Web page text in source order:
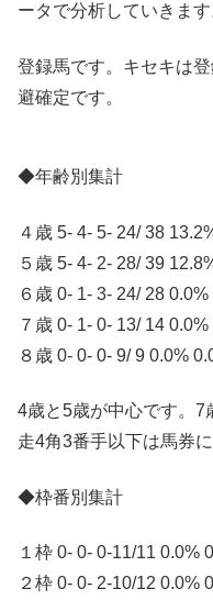
ータで分析していきます
登録馬です。キセキは
避確定です。
◆年齢別集計
４歳 5- 4- 5- 24/ 38
５歳 5- 4- 2- 28/ 39
６歳 0- 1- 3- 24/ 28
７歳 0- 1- 0- 13/ 14
８歳 0- 0- 0- 9/ 9 0.0%
4歳と5歳が中心です。7
走4角3番手以下は馬券
◆枠番別集計
１枠 0- 0- 0-11/11 0.0%
２枠 0- 0- 2-10/12 0.0%